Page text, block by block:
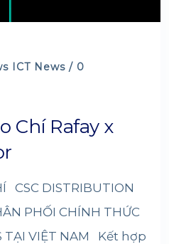
ICT News / 0
Chí Rafay x
CSC DISTRIBUTION
PHỐI CHÍNH THỨC
TẠI VIỆT NAM Kết hợp